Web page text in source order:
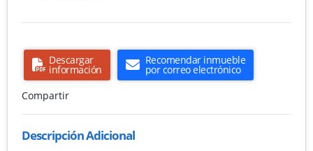
Descargar
información
Recomendar inmueble
por correo electrónico
Compartir
Descripción Adicional